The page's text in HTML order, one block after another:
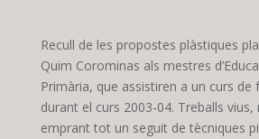
Recull de les propostes plàstiques
Quim Corominas als mestres
Primària, que assistiren a un curs de
durant el curs 2003-04. Treballs vius,
emprant tot un seguit de tècniques